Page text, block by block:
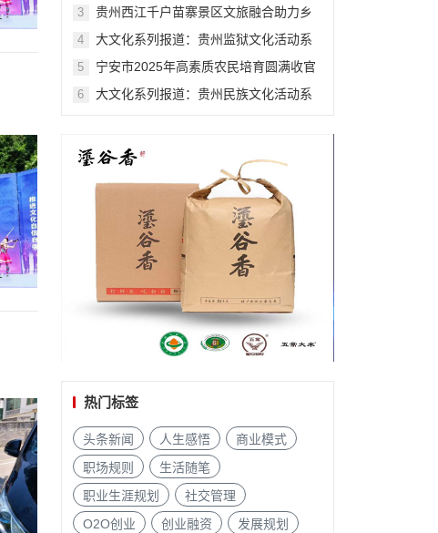
3
贵州西江千户苗寨景区文旅融合助力乡
4
大文化系列报道：贵州监狱文化活动系
5
宁安市2025年高素质农民培育圆满收官
6
大文化系列报道：贵州民族文化活动系
热门标签
头条新闻 人生感悟
商业模式
职场规则
生活随笔
职业生涯规划
社交管理
O2O创业
创业融资
发展规划